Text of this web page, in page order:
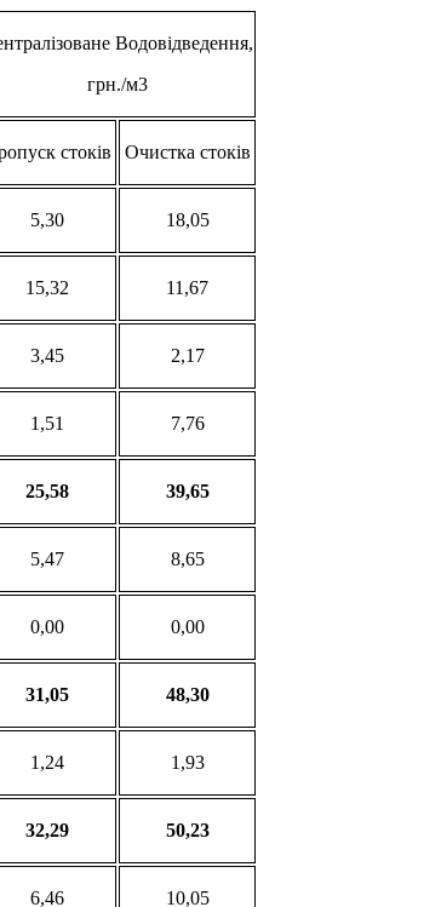
Водовідведення,
грн./м3
стоків Очистка стоків
5,30 18,05
15,32 11,67
3,45 2,17
1,51 7,76
25,58 39,65
5,47 8,65
0,00 0,00
31,05 48,30
1,24 1,93
32,29 50,23
6,46 10,05